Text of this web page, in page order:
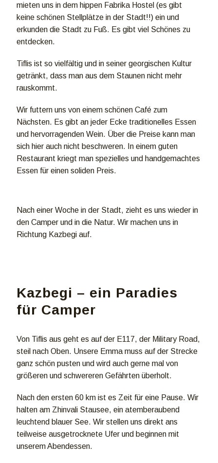
mieten uns in dem hippen Fabrika Hostel (es gibt
keine schönen Stellplätze in der Stadt!!) ein und
erkunden die Stadt zu Fuß. Es gibt viel Schönes zu
entdecken.
Tiflis ist so vielfältig und in seiner georgischen Kultur
getränkt, dass man aus dem Staunen nicht mehr
rauskommt.
Wir futtern uns von einem schönen Café zum
Nächsten. Es gibt an jeder Ecke traditionelles Essen
und hervorragenden Wein. Über die Preise kann man
sich hier auch nicht beschweren. In einem guten
Restaurant kriegt man spezielles und handgemachtes
Essen für einen soliden Preis.
Nach einer Woche in der Stadt, zieht es uns wieder in
den Camper und in die Natur. Wir machen uns in
Richtung Kazbegi auf.
Kazbegi – ein Paradies
für Camper
Von Tiflis aus geht es auf der E117, der Military Road,
steil nach Oben. Unsere Emma muss auf der Strecke
ganz schön pusten und wird auch gerne mal von
größeren und schwereren Gefährten überholt.
Nach den ersten 60 km ist es Zeit für eine Pause. Wir
halten am Zhinvali Stausee, ein atemberaubend
leuchtend blauer See. Wir stellen uns direkt ans
teilweise ausgetrocknete Ufer und beginnen mit
unserem Abendessen.